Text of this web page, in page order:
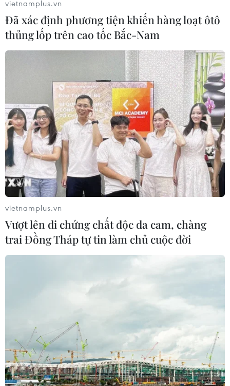
Nestle và Sources Alma bị điều tra tại
Pháp vì bê bối nước khoáng
14/02/2025 07:13
Cuộc điều tra được tiến hành sau khi nhóm giám sát
Foodwatch đệ đơn khiếu nại chính thức chống lại Nestle
Waters và Sources Alma vì đã lừa dối người tiêu dùng
về chất lượng nước.
vietnamplus.vn
Đã xác định phương tiện khiến hàng loạt ôtô
thủng lốp trên cao tốc Bắc-Nam
vietnamplus.vn
Vượt lên di chứng chất độc da cam, chàng
trai Đồng Tháp tự tin làm chủ cuộc đời